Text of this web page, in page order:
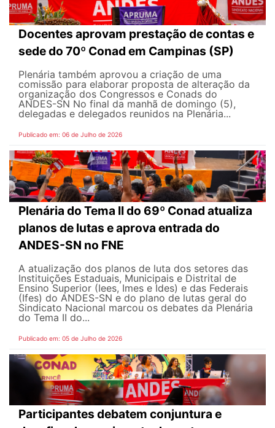
Docentes aprovam prestação de contas e
sede do 70º Conad em Campinas (SP)
Plenária também aprovou a criação de uma
comissão para elaborar proposta de alteração da
organização dos Congressos e Conads do
ANDES-SN No final da manhã de domingo (5),
delegadas e delegados reunidos na Plenária...
Publicado em: 06 de Julho de 2026
Plenária do Tema II do 69º Conad atualiza
planos de lutas e aprova entrada do
ANDES-SN no FNE
A atualização dos planos de luta dos setores das
Instituições Estaduais, Municipais e Distrital de
Ensino Superior (Iees, Imes e Ides) e das Federais
(Ifes) do ANDES-SN e do plano de lutas geral do
Sindicato Nacional marcou os debates da Plenária
do Tema II do...
Publicado em: 05 de Julho de 2026
Participantes debatem conjuntura e